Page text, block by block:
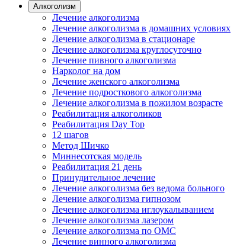
Алкоголизм
Лечение алкоголизма
Лечение алкоголизма в домашних условиях
Лечение алкоголизма в стационаре
Лечение алкоголизма круглосуточно
Лечение пивного алкоголизма
Нарколог на дом
Лечение женского алкоголизма
Лечение подросткового алкоголизма
Лечение алкоголизма в пожилом возрасте
Реабилитация алкоголиков
Реабилитация Day Top
12 шагов
Метод Шичко
Миннесотская модель
Реабилитация 21 день
Принудительное лечение
Лечение алкоголизма без ведома больного
Лечение алкоголизма гипнозом
Лечение алкоголизма иглоукалыванием
Лечение алкоголизма лазером
Лечение алкоголизма по ОМС
Лечение винного алкоголизма